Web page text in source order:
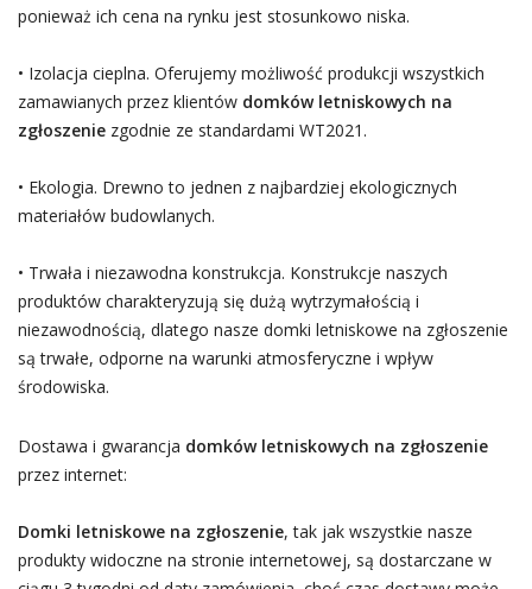
ponieważ ich cena na rynku jest stosunkowo niska.
• Izolacja cieplna. Oferujemy możliwość produkcji wszystkich
zamawianych przez klientów domków letniskowych na
zgłoszeniezgodnie ze standardami WT2021.
• Ekologia. Drewno to jednen z najbardziej ekologicznych
materiałów budowlanych.
• Trwała i niezawodna konstrukcja. Konstrukcje naszych
produktów charakteryzują się dużą wytrzymałością i
niezawodnością, dlatego nasze domki letniskowe na zgłoszenie
są trwałe, odporne na warunki atmosferyczne i wpływ
środowiska.
Dostawa i gwarancja domków letniskowych na zgłoszenie
przez internet:
Domki letniskowe na zgłoszenie, tak jak wszystkie nasze
produkty widoczne na stronie internetowej, są dostarczane w